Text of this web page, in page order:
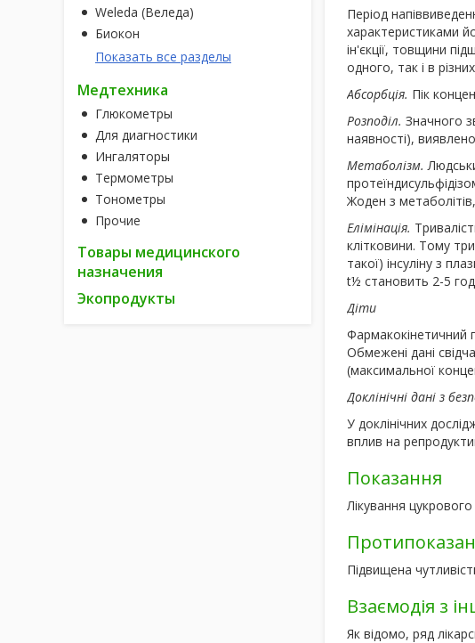
Weleda (Веледа)
Биокон
Показать все разделы
Медтехника
Глюкометры
Для диагностики
Ингаляторы
Термометры
Тонометры
Прочие
Товары медицинского
назначения
Экопродукты
Період
характеристиками
ін'єкції, товщини
одного, так і в
Абсорбція. Пік
Розподіл. Значного
наявності),
Метаболізм.
Жоден з
Елімінація.
клітковини. Тому
такої) інсуліну з
t½ становить 2-5
Діти
Фармакокінетичний
Обмежені дані
(максимальної
Доклінічні дані з
У доклінічних
вплив на
Показання
Лікування цукрового
Підвищена
Взаємодія з
Як відомо, ряд